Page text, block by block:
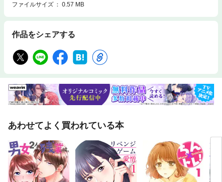
ファイルサイズ
0.57 MB
作品をシェアする
あわせてよく買われている本